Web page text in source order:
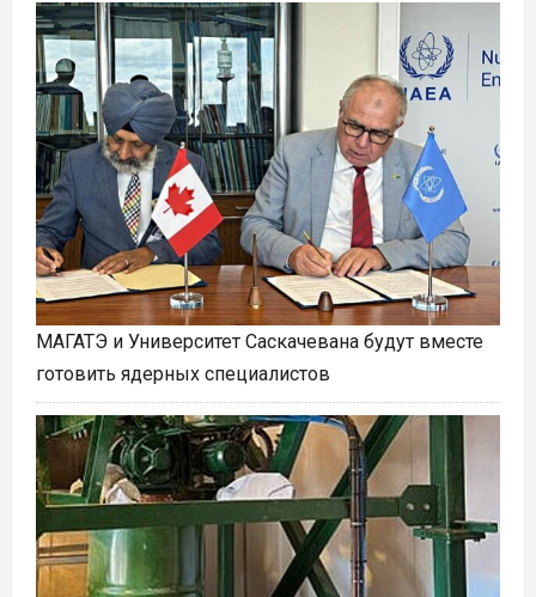
МАГАТЭ и Университет Саскачевана будут вместе
готовить ядерных специалистов